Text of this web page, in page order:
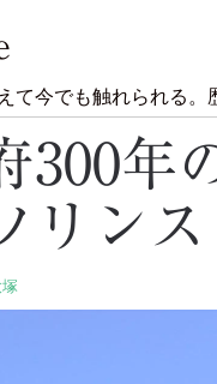
て今でも触れられる。
300年
リン
塚